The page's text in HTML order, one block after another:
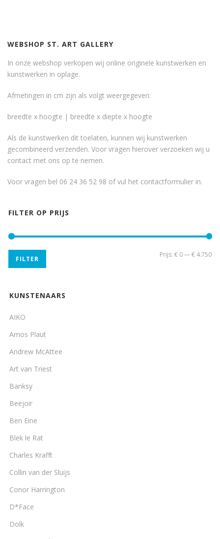
WEBSHOP ST. ART GALLERY
In onze webshop verkopen wij online originele kunstwerken en
kunstwerken in oplage.
Afmetingen in cm zijn als volgt weergegeven:
breedte x hoogte | breedte x diepte x hoogte
Als de kunstwerken dit toelaten, kunnen wij kunstwerken
gecombineerd verzenden. Voor vragen hierover verzoeken wij u
contact met ons op te nemen.
Voor vragen bel 06 24 36 52 98 of vul het contactformulier in.
FILTER OP PRIJS
FILTER
Prijs: € 0—€ 4.750
KUNSTENAARS
AIKO
Amos Plaut
Andrew McAttee
Art van Triest
Banksy
Beejoir
Ben Eine
Blek le Rat
Charles Krafft
Collin van der Sluijs
Conor Harrington
D*Face
Dolk